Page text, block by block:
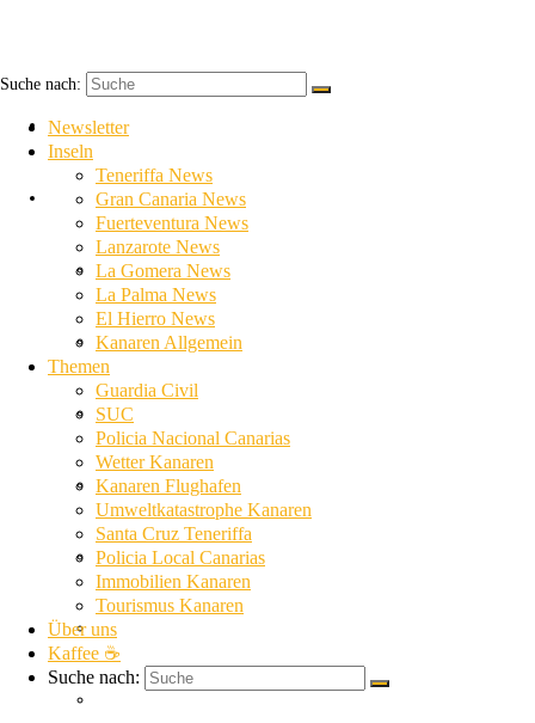
Newsletter
Inseln
Teneriffa News
Gran Canaria News
Fuerteventura News
Lanzarote News
La Gomera News
La Palma News
Suche nach:
Newsletter
Inseln
Teneriffa News
Gran Canaria News
Fuerteventura News
Lanzarote News
La Gomera News
La Palma News
El Hierro News
Kanaren Allgemein
Themen
Guardia Civil
SUC
Policia Nacional Canarias
Wetter Kanaren
Kanaren Flughafen
Umweltkatastrophe Kanaren
Santa Cruz Teneriffa
Policia Local Canarias
Immobilien Kanaren
Tourismus Kanaren
Über uns
Kaffee ☕
Suche nach: